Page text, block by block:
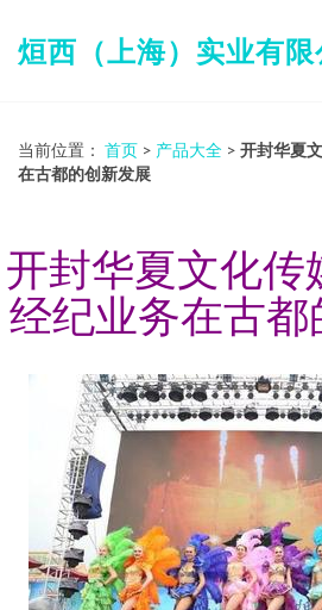
烜西（上海）实业有限
当前位置： 首页 > 产品大全 > 开封华夏
在古都的创新发展
开封华夏文化传
经纪业务在古都